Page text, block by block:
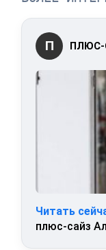
П ПЛЮС-
Читать
плюс-сайз